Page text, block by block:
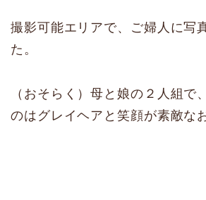
撮影可能エリアで、ご婦人に写
た。
（おそらく）母と娘の２人組で
のはグレイヘアと笑顔が素敵な